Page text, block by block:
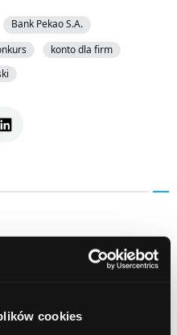
cookies
Bank Pekao S.A.
konto dla firm
Next Article